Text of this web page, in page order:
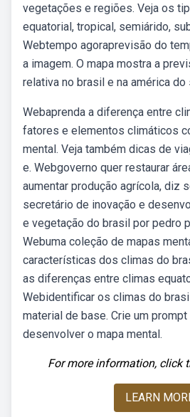
vegetações e regiões. Veja os
equatorial, tropical, semiárido,
Webtempo agoraprevisão do
a imagem. O mapa mostra a
relativa no brasil e na américa do
Webaprenda a diferença entre
fatores e elementos climáticos
mental. Veja também dicas de
e. Webgoverno quer restaurar
aumentar produção agrícola, diz
secretário de inovação e
e vegetação do brasil por pedro
Webuma coleção de mapas
características dos climas do
as diferenças entre climas
Webidentificar os climas do
material de base. Crie um
desenvolver o mapa mental.
For more information, click
LEARN